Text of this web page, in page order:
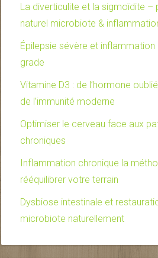
La diverticulite et la sigmoïdite –
naturel microbiote &
Épilepsie sévère et inflammation
grade
Vitamine D3 : de l’hormone
de l’immunité moderne
Optimiser le cerveau face aux
chroniques
Inflammation chronique la
rééquilibrer votre terrain
Dysbiose intestinale et
microbiote naturellement